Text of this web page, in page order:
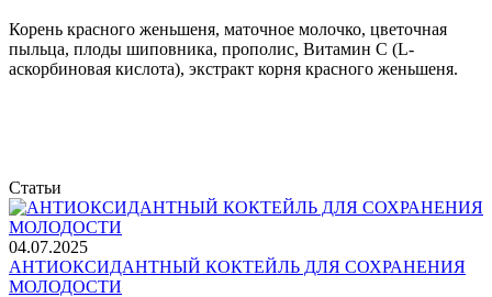
Корень красного женьшеня, маточное молочко, цветочная
пыльца, плоды шиповника, прополис, Витамин С (L-
аскорбиновая кислота), экстракт корня красного женьшеня.
Статьи
04.07.2025
АНТИОКСИДАНТНЫЙ КОКТЕЙЛЬ ДЛЯ СОХРАНЕНИЯ
МОЛОДОСТИ